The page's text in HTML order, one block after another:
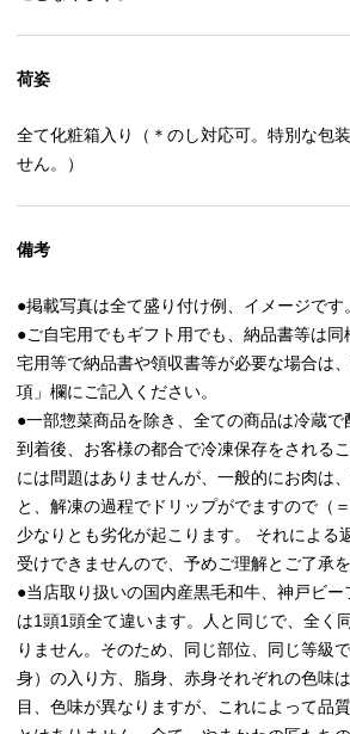
荷姿
全て化粧箱入り（＊のし対応可。特別な包
せん。）
備考
●掲載写真は全て盛り付け例、イメージです
●ご自宅用でもギフト用でも、納品書等は同
宅用等で納品書や領収書等が必要な場合は
項」欄にご記入ください。
●一部惣菜商品を除き、全ての商品は冷蔵
到着後、お客様の都合で冷凍保存をされる
には問題はありませんが、一般的にお肉は
と、解凍の過程でドリップがでますので（
少なりとも劣化が起こります。 それによる
受けできませんので、予めご理解とご了承
●当店取り扱いの国内産黒毛和牛、神戸ビ
は1頭1頭全て違います。人と同じで、全く
りません。そのため、同じ部位、同じ等級
身）の入り方、脂身、赤身それぞれの色味
目、色味が異なりますが、これによって品